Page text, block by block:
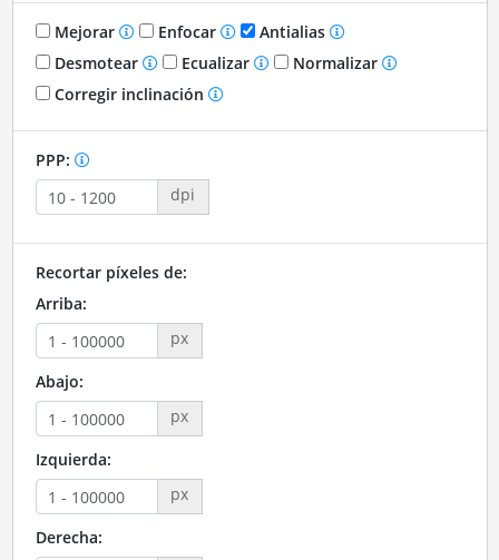
Mejorar Enfocar
Antialias
Desmotear
Ecualizar
Normalizar
Corregir inclinación
PPP:
dpi
Recortar píxeles de:
Arriba:
px
Abajo:
px
Izquierda:
px
Derecha: